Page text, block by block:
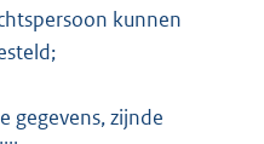
kunnen
gegevens, zijnde